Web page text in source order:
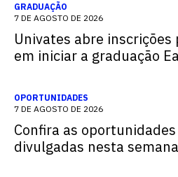
GRADUAÇÃO
7 DE AGOSTO DE 2026
Univates abre
em iniciar a graduação
OPORTUNIDADES
7 DE AGOSTO DE 2026
Confira as
divulgadas nesta semana